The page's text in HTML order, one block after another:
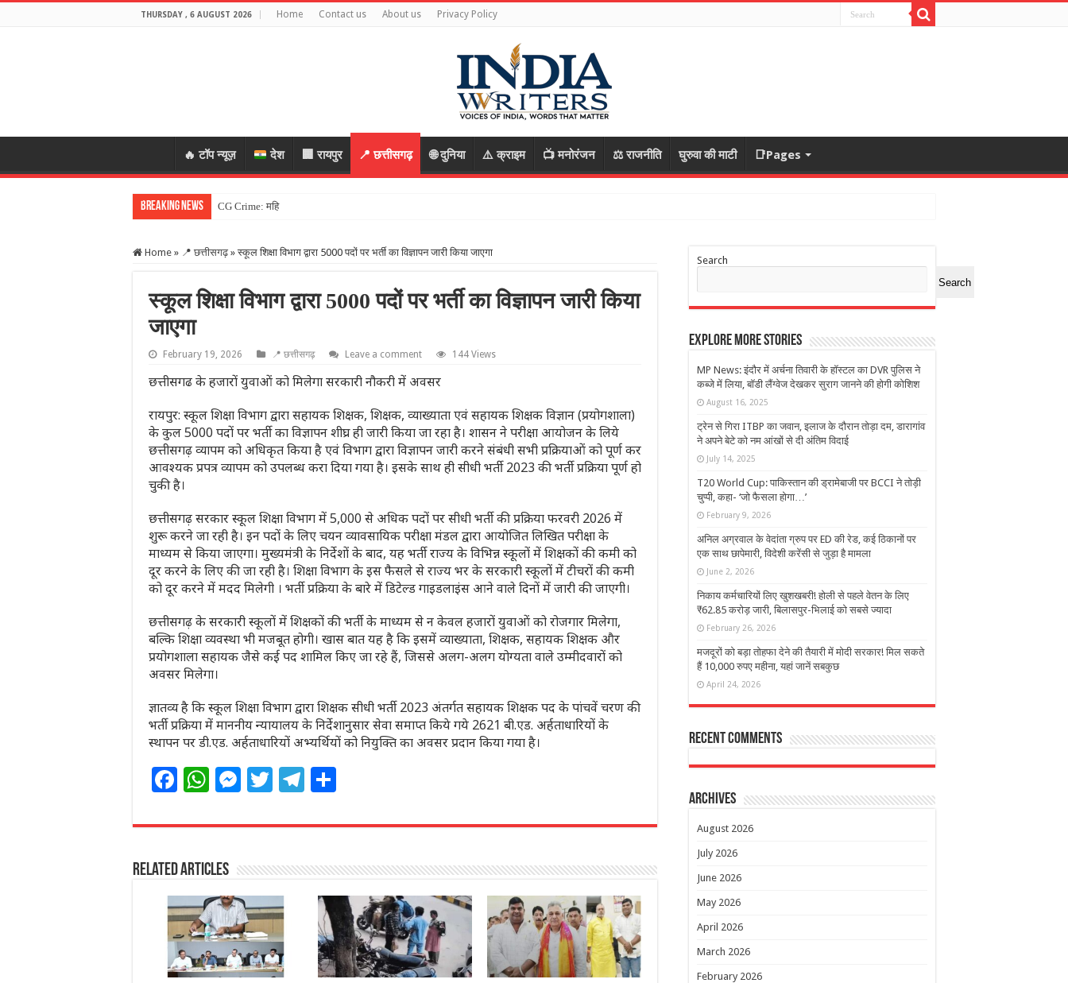
THURSDAY , 6 AUGUST 2026 Home Contact us About us Privacy Policy
🔥 टॉप न्यूज़ देश 🏢 रायपुर 📍 छत्तीसगढ़ 🌐 दुनिया ⚠️ क्राइम 📺 मनोरंजन ⚖️ राजनीति घुरुवा की माटी 📑Pages
Breaking News CG Crime: महिला के जेवर लेकर भागे आरोपी, रास्ता पूछकर
Home » 📍 छत्तीसगढ़ » स्कूल शिक्षा विभाग द्वारा 5000 पदों पर भर्ती का विज्ञापन जारी किया जाएगा
स्कूल शिक्षा विभाग द्वारा 5000 पदों पर भर्ती का विज्ञापन जारी किया
जाएगा
February 19, 2026 📍 छत्तीसगढ़ Leave a comment 144 Views
छत्तीसगढ के हजारों युवाओं को मिलेगा सरकारी नौकरी में अवसर
रायपुर: स्कूल शिक्षा विभाग द्वारा सहायक शिक्षक, शिक्षक, व्याख्याता एवं सहायक शिक्षक विज्ञान (प्रयोगशाला)
के कुल 5000 पदों पर भर्ती का विज्ञापन शीघ्र ही जारी किया जा रहा है। शासन ने परीक्षा आयोजन के लिये
छत्तीसगढ़ व्यापम को अधिकृत किया है एवं विभाग द्वारा विज्ञापन जारी करने संबंधी सभी प्रक्रियाओं को पूर्ण कर
आवश्यक प्रपत्र व्यापम को उपलब्ध करा दिया गया है। इसके साथ ही सीधी भर्ती 2023 की भर्ती प्रक्रिया पूर्ण हो
चुकी है।
छत्तीसगढ़ सरकार स्कूल शिक्षा विभाग में 5,000 से अधिक पदों पर सीधी भर्ती की प्रक्रिया फरवरी 2026 में
शुरू करने जा रही है। इन पदों के लिए चयन व्यावसायिक परीक्षा मंडल द्वारा आयोजित लिखित परीक्षा के
माध्यम से किया जाएगा। मुख्यमंत्री के निर्देशों के बाद, यह भर्ती राज्य के विभिन्न स्कूलों में शिक्षकों की कमी को
दूर करने के लिए की जा रही है। शिक्षा विभाग के इस फैसले से राज्य भर के सरकारी स्कूलों में टीचरों की कमी
को दूर करने में मदद मिलेगी । भर्ती प्रक्रिया के बारे में डिटेल्ड गाइडलाइंस आने वाले दिनों में जारी की जाएगी।
छत्तीसगढ़ के सरकारी स्कूलों में शिक्षकों की भर्ती के माध्यम से न केवल हजारों युवाओं को रोजगार मिलेगा,
बल्कि शिक्षा व्यवस्था भी मजबूत होगी। खास बात यह है कि इसमें व्याख्याता, शिक्षक, सहायक शिक्षक और
प्रयोगशाला सहायक जैसे कई पद शामिल किए जा रहे हैं, जिससे अलग-अलग योग्यता वाले उम्मीदवारों को
अवसर मिलेगा।
ज्ञातव्य है कि स्कूल शिक्षा विभाग द्वारा शिक्षक सीधी भर्ती 2023 अंतर्गत सहायक शिक्षक पद के पांचवें चरण की
भर्ती प्रक्रिया में माननीय न्यायालय के निर्देशानुसार सेवा समाप्त किये गये 2621 बी.एड. अर्हताधारियों के
स्थापन पर डी.एड. अर्हताधारियों अभ्यर्थियों को नियुक्ति का अवसर प्रदान किया गया है।
F
a
c
e
b
o
o
k
W
h
at
s
A
p
p
M
e
ss
n
g
e
r
T
w
itt
r
T
el
e
ra
m
ar
Related Articles
Search
Search
Explore More Stories
MP News: इंदौर में अर्चना तिवारी के हॉस्टल का DVR पुलिस ने
कब्जे में लिया, बॉडी लैंग्वेज देखकर सुराग जानने की होगी कोशिश
August 16, 2025
ट्रेन से गिरा ITBP का जवान, इलाज के दौरान तोड़ा दम, डारागांव
ने अपने बेटे को नम आंखों से दी अंतिम विदाई
July 14, 2025
T20 World Cup: पाकिस्तान की ड्रामेबाजी पर BCCI ने तोड़ी
चुप्पी, कहा- ‘जो फैसला होगा…’
February 9, 2026
अनिल अग्रवाल के वेदांता ग्रुप पर ED की रेड, कई ठिकानों पर
एक साथ छापेमारी, विदेशी करेंसी से जुड़ा है मामला
June 2, 2026
निकाय कर्मचारियों लिए खुशखबरी! होली से पहले वेतन के लिए
₹62.85 करोड़ जारी, बिलासपुर-भिलाई को सबसे ज्यादा
February 26, 2026
मजदूरों को बड़ा तोहफा देने की तैयारी में मोदी सरकार! मिल सकते
हैं 10,000 रुपए महीना, यहां जानें सबकुछ
April 24, 2026
Recent Comments
Archives
August 2026
July 2026
June 2026
May 2026
April 2026
March 2026
February 2026